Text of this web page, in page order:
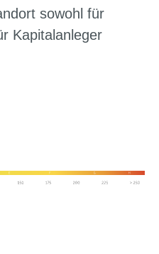
sowohl für
Kapitalanleger